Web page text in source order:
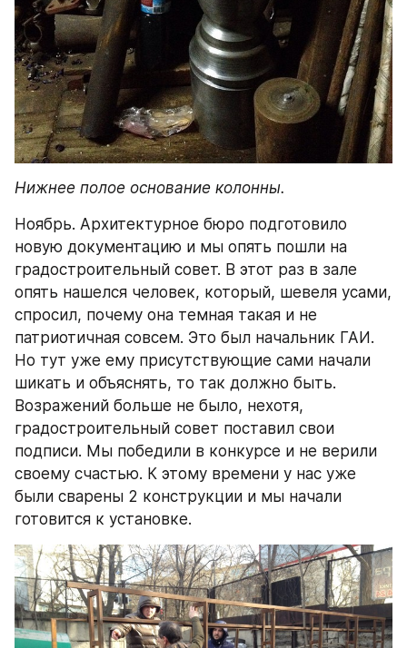
Нижнее полое основание колонны.
Ноябрь. Архитектурное бюро подготовило
новую документацию и мы опять пошли на
градостроительный совет. В этот раз в зале
опять нашелся человек, который, шевеля усами,
спросил, почему она темная такая и не
патриотичная совсем. Это был начальник ГАИ.
Но тут уже ему присутствующие сами начали
шикать и объяснять, то так должно быть.
Возражений больше не было, нехотя,
градостроительный совет поставил свои
подписи. Мы победили в конкурсе и не верили
своему счастью. К этому времени у нас уже
были сварены 2 конструкции и мы начали
готовится к установке.